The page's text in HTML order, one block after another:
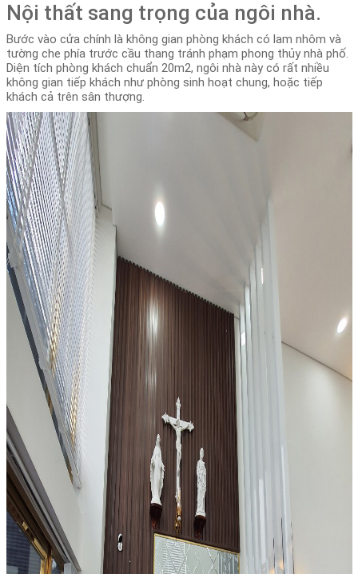
Nội thất sang trọng của ngôi nhà.
Bước vào cửa chính là không gian phòng khách có lam nhôm và
tường che phía trước cầu thang tránh phạm phong thủy nhà phố.
Diện tích phòng khách chuẩn 20m2, ngôi nhà này có rất nhiều
không gian tiếp khách như phòng sinh hoạt chung, hoặc tiếp
khách cả trên sân thượng.